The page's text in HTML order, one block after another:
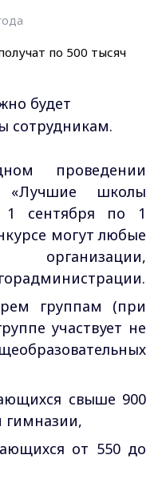
будет
сотрудникам.
проведении
«Лучшие школы
1 сентября по 1
могут любые
организации,
группам (при
участвует не
свыше 900
гимназии,
от 550 до